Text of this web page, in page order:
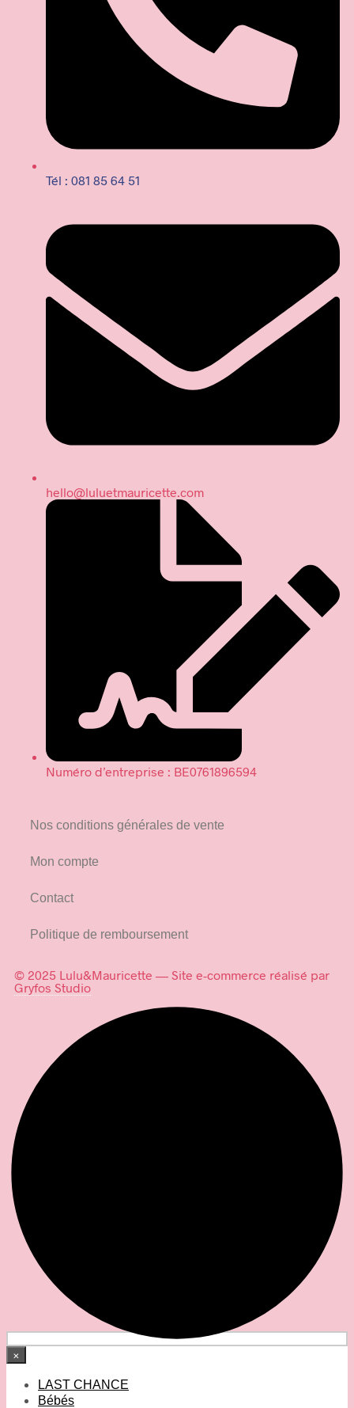
Tél : 081 85 64 51
hello@luluetmauricette.com
Numéro d’entreprise : BE0761896594
Nos conditions générales de vente
Mon compte
Contact
Politique de remboursement
© 2025 Lulu&Mauricette — Site e-commerce réalisé par
Gryfos Studio
×
LAST CHANCE
Bébés